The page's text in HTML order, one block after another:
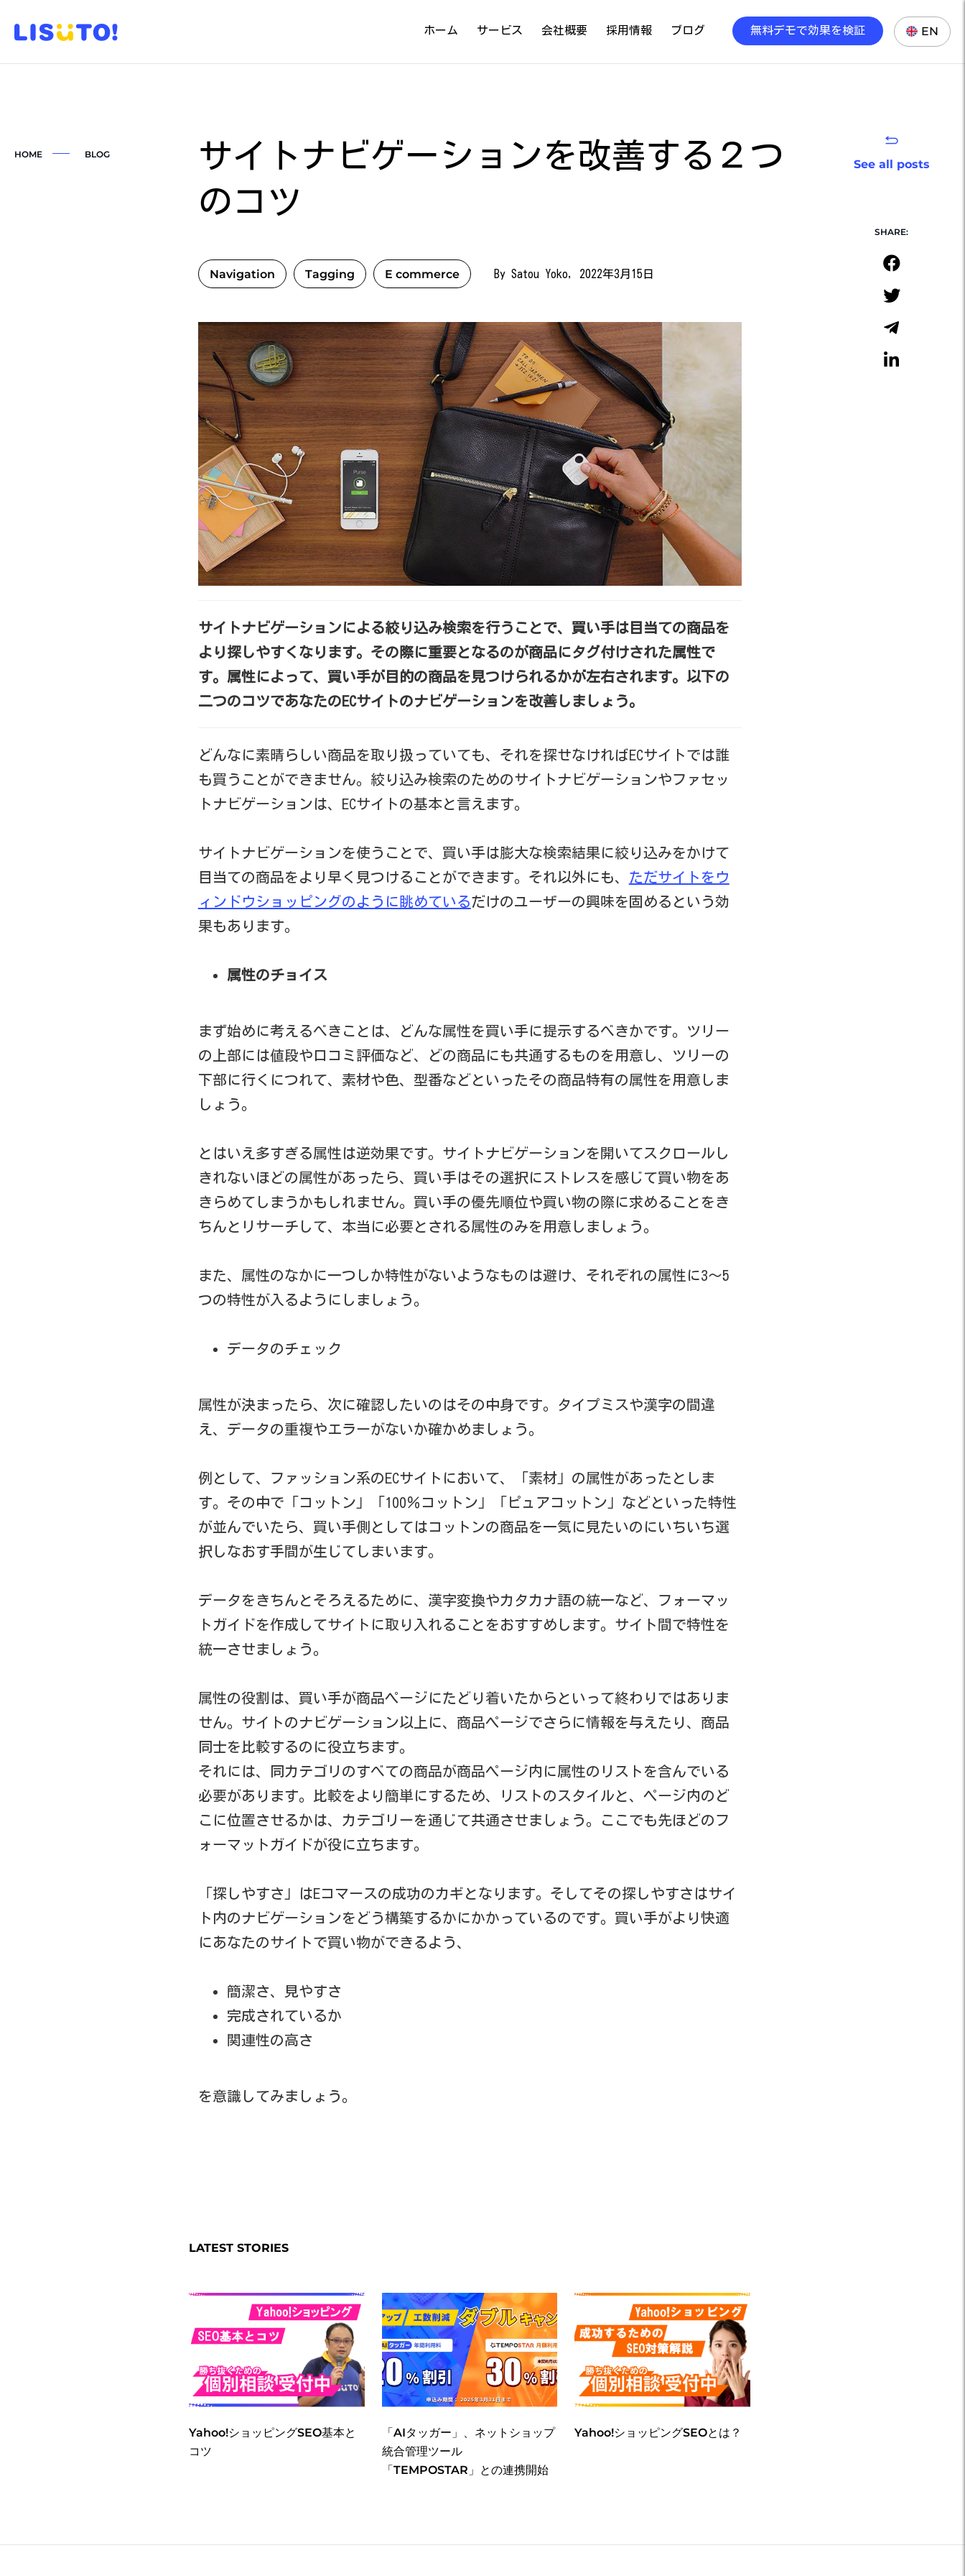
ホーム サービス 会社概要 採用情報 ブログ 無料デモで効果を検証 EN
HOME BLOG
サイトナビゲーションを改善する２つ
のコツ
Navigation Tagging E commerce By Satou Yoko, 2022年3月15日
サイトナビゲーションによる絞り込み検索を行うことで、買い手は目当ての商品を
より探しやすくなります。その際に重要となるのが商品にタグ付けされた属性で
す。属性によって、買い手が目的の商品を見つけられるかが左右されます。以下の
二つのコツであなたのECサイトのナビゲーションを改善しましょう。
どんなに素晴らしい商品を取り扱っていても、それを探せなければECサイトでは誰
も買うことができません。絞り込み検索のためのサイトナビゲーションやファセッ
トナビゲーションは、ECサイトの基本と言えます。
サイトナビゲーションを使うことで、買い手は膨大な検索結果に絞り込みをかけて
目当ての商品をより早く見つけることができます。それ以外にも、 ただサイトをウ
ィンドウショッピングのように眺めているだけのユーザーの興味を固めるという効
果もあります。
属性のチョイス
まず始めに考えるべきことは、どんな属性を買い手に提示するべきかです。ツリー
の上部には値段や口コミ評価など、どの商品にも共通するものを用意し、ツリーの
下部に行くにつれて、素材や色、型番などといったその商品特有の属性を用意しま
しょう。
とはいえ多すぎる属性は逆効果です。サイトナビゲーションを開いてスクロールし
きれないほどの属性があったら、買い手はその選択にストレスを感じて買い物をあ
きらめてしまうかもしれません。買い手の優先順位や買い物の際に求めることをき
ちんとリサーチして、本当に必要とされる属性のみを用意しましょう。
また、属性のなかに一つしか特性がないようなものは避け、それぞれの属性に3～5
つの特性が入るようにしましょう。
データのチェック
属性が決まったら、次に確認したいのはその中身です。タイプミスや漢字の間違
え、データの重複やエラーがないか確かめましょう。
例として、ファッション系のECサイトにおいて、「素材」の属性があったとしま
す。その中で「コットン」「100％コットン」「ピュアコットン」などといった特性
が並んでいたら、買い手側としてはコットンの商品を一気に見たいのにいちいち選
択しなおす手間が生じてしまいます。
データをきちんとそろえるために、漢字変換やカタカナ語の統一など、フォーマッ
トガイドを作成してサイトに取り入れることをおすすめします。サイト間で特性を
統一させましょう。
属性の役割は、買い手が商品ページにたどり着いたからといって終わりではありま
せん。サイトのナビゲーション以上に、商品ページでさらに情報を与えたり、商品
同士を比較するのに役立ちます。
それには、同カテゴリのすべての商品が商品ページ内に属性のリストを含んでいる
必要があります。比較をより簡単にするため、リストのスタイルと、ページ内のど
こに位置させるかは、カテゴリーを通じて共通させましょう。ここでも先ほどのフ
ォーマットガイドが役に立ちます。
「探しやすさ」はEコマースの成功のカギとなります。そしてその探しやすさはサイ
ト内のナビゲーションをどう構築するかにかかっているのです。買い手がより快適
にあなたのサイトで買い物ができるよう、
簡潔さ、見やすさ
完成されているか
関連性の高さ
を意識してみましょう。
See all posts
SHARE:
LATEST STORIES
Yahoo!ショッピングSEO基本と
コツ
「AIタッガー」、ネットショップ
統合管理ツール
「TEMPOSTAR」との連携開始
Yahoo!ショッピングSEOとは？